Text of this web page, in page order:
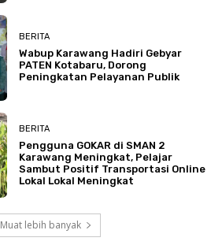
BERITA
Wabup Karawang Hadiri Gebyar
PATEN Kotabaru, Dorong
Peningkatan Pelayanan Publik
BERITA
Pengguna GOKAR di SMAN 2
Karawang Meningkat, Pelajar
Sambut Positif Transportasi Online
Lokal Lokal Meningkat
Muat lebih banyak